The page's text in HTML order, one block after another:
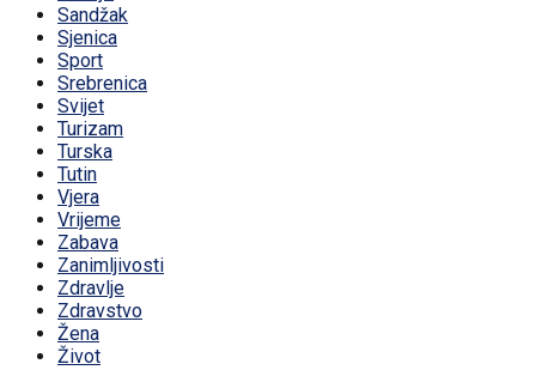
Sandžak
Sjenica
Sport
Srebrenica
Svijet
Turizam
Turska
Tutin
Vjera
Vrijeme
Zabava
Zanimljivosti
Zdravlje
Zdravstvo
Žena
Život